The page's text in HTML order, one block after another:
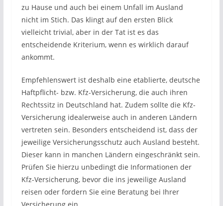
zu Hause und auch bei einem Unfall im Ausland
nicht im Stich. Das klingt auf den ersten Blick
vielleicht trivial, aber in der Tat ist es das
entscheidende Kriterium, wenn es wirklich darauf
ankommt.
Empfehlenswert ist deshalb eine etablierte, deutsche
Haftpflicht- bzw. Kfz-Versicherung, die auch ihren
Rechtssitz in Deutschland hat. Zudem sollte die Kfz-
Versicherung idealerweise auch in anderen Ländern
vertreten sein. Besonders entscheidend ist, dass der
jeweilige Versicherungsschutz auch Ausland besteht.
Dieser kann in manchen Ländern eingeschränkt sein.
Prüfen Sie hierzu unbedingt die Informationen der
Kfz-Versicherung, bevor die ins jeweilige Ausland
reisen oder fordern Sie eine Beratung bei Ihrer